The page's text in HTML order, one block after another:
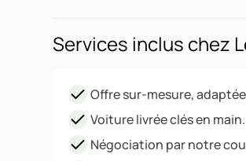
Services inclus chez
Offre sur-mesure,
Voiture livrée clés en main.
Négociation par notre